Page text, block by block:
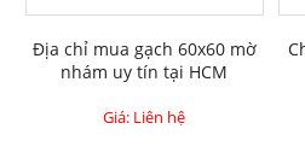
Địa chỉ mua gạch 60x60 mờ
nhám uy tín tại HCM
Giá: Liên hệ